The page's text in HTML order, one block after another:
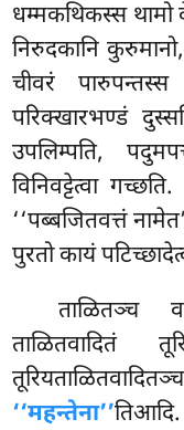
धम्मकथिकस्स थामो
निरुदकानि
चीवरं पारुपन्तस्स
परिक्खारभण्डं
उपलिम्पति,
विनिवट्टेत्वा
‘‘पब्बजितवत्तं
पुरतो कायं
ताळितञ्च
ताळितवादितं
‘‘महन्तेना’’